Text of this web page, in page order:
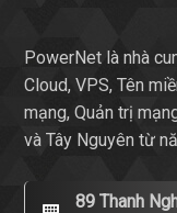
PowerNet là nhà
Cloud, VPS, Tên
mạng, Quản trị
và Tây Nguyên từ
89 Thanh